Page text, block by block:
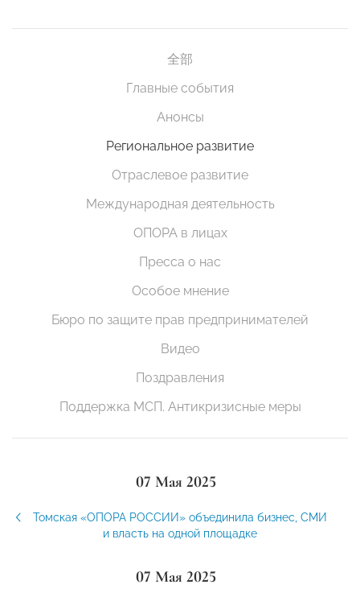
全部
Главные события
Анонсы
Региональное развитие
Отраслевое развитие
Международная деятельность
ОПОРА в лицах
Пресса о нас
Особое мнение
Бюро по защите прав предпринимателей
Видео
Поздравления
Поддержка МСП. Антикризисные меры
07 Мая 2025
Томская «ОПОРА РОССИИ» объединила бизнес, СМИ
и власть на одной площадке
07 Мая 2025